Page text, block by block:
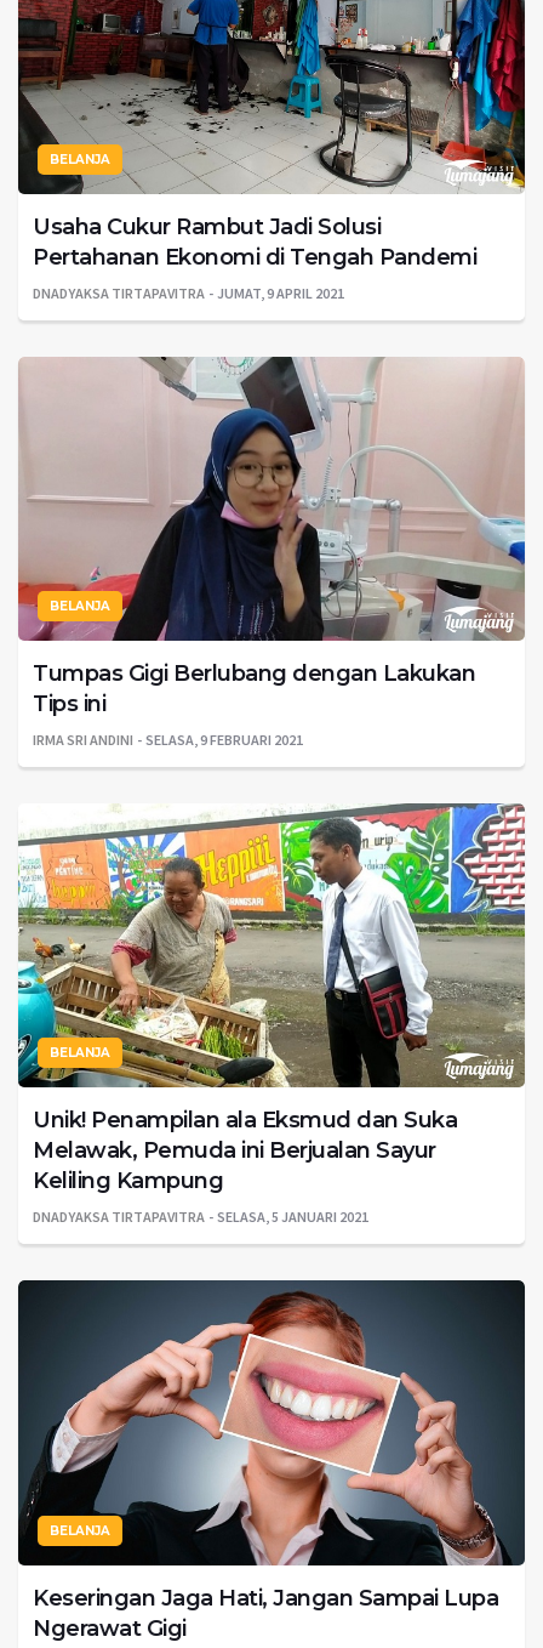
BELANJA
Usaha Cukur Rambut Jadi Solusi
Pertahanan Ekonomi di Tengah Pandemi
DNADYAKSA TIRTAPAVITRA JUMAT, 9 APRIL 2021
BELANJA
Tumpas Gigi Berlubang dengan Lakukan
Tips ini
IRMA SRI ANDINI SELASA, 9 FEBRUARI 2021
BELANJA
Unik! Penampilan ala Eksmud dan Suka
Melawak, Pemuda ini Berjualan Sayur
Keliling Kampung
DNADYAKSA TIRTAPAVITRA SELASA, 5 JANUARI 2021
BELANJA
Keseringan Jaga Hati, Jangan Sampai Lupa
Ngerawat Gigi